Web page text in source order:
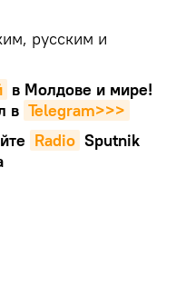
русским и
в Молдове и мире!
в Telegram>>>
Radio Sputnik